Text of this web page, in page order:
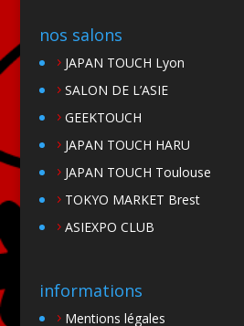
nos salons
JAPAN TOUCH Lyon
SALON DE L’ASIE
GEEKTOUCH
JAPAN TOUCH HARU
JAPAN TOUCH Toulouse
TOKYO MARKET Brest
ASIEXPO CLUB
informations
Mentions légales